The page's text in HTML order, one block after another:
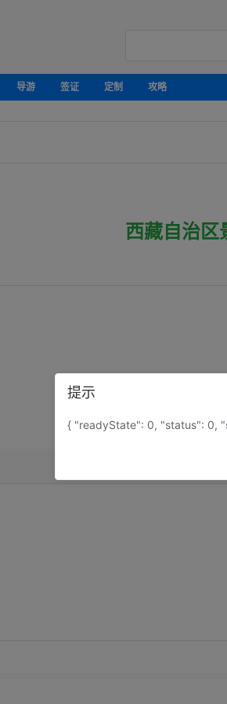
导游 签证 定制
攻略
西藏自治区
提示
{ "readyState": 0, "status": 0,